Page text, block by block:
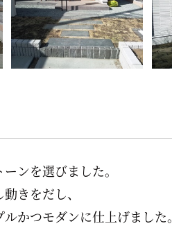
ンを選びました。
きをだし、
かつモダンに仕上げました。